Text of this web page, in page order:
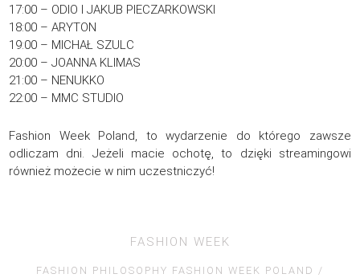
17:00 – ODIO I JAKUB PIECZARKOWSKI
18:00 – ARYTON
19:00 – MICHAŁ SZULC
20:00 – JOANNA KLIMAS
21:00 – NENUKKO
22:00 – MMC STUDIO
Fashion Week Poland, to wydarzenie do którego zawsze
odliczam dni. Jeżeli macie ochotę, to dzięki streamingowi
również możecie w nim uczestniczyć!
FASHION WEEK
FASHION PHILOSOPHY FASHION WEEK POLAND